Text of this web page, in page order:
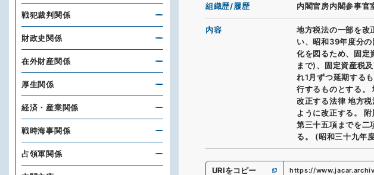
組織歴/履歴 内閣官房内閣参事官
内容
地方税法の一部を改
い、昭和39年度分
化を図るため、固定
まで)、固定資産税
れ1月ずつ延期する
行するものとする。
改正する法律 地方
ように改正する。
第三十五項までを二
る。 (昭和三十九年
URIをコピー https://
戦犯裁判関係
財政史関係
在外財産関係
厚生関係
経済・産業関係
戦時海事関係
占領軍関係